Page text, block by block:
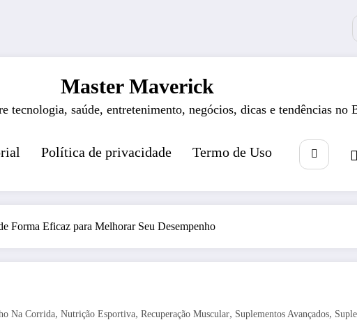
Master Maverick
tecnologia, saúde, entretenimento, negócios, dicas e tendências no
Política de privacidade Termo de Uso
Forma Eficaz para Melhorar Seu Desempenho
Na Corrida, Nutrição Esportiva, Recuperação Muscular, Suplementos Avançados,